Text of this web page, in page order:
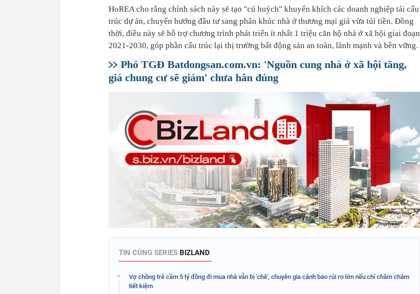
HoREA cho rằng chính sách này sẽ tạo "cú huých" khuyến khích các doanh nghiệp tái cấu
trúc dự án, chuyển hướng đầu tư sang phân khúc nhà ở thương mại giá vừa túi tiền. Đồng
thời, điều này sẽ hỗ trợ chương trình phát triển ít nhất 1 triệu căn hộ nhà ở xã hội giai đoạn
2021-2030, góp phần cấu trúc lại thị trường bất động sản an toàn, lành mạnh và bền vững.
Phó TGĐ Batdongsan.com.vn: 'Nguồn cung nhà ở xã hội tăng,
giá chung cư sẽ giảm' chưa hẳn đúng
TIN CÙNG SERIES BIZLAND
Vợ chồng trẻ cầm 5 tỷ đồng đi mua nhà vẫn bị 'chê', chuyên gia cảnh báo rủi ro lớn nếu chỉ chăm chăm
tiết kiệm